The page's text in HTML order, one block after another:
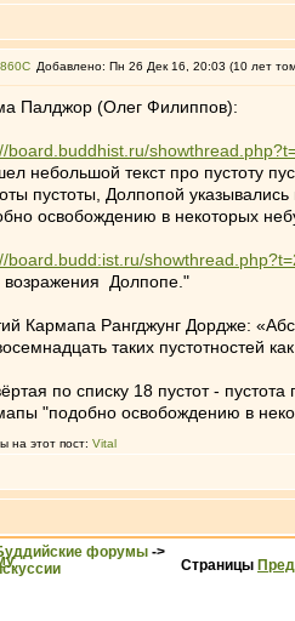
Добавлено: Пн 26 Дек 16, 20:03 (10 лет
Палджор (Олег Филиппов):
board.buddhist.ru/
небольшой текст про пустоту
пустоты, Долпопой
освобождению в некоторых
board.budd:ist.ru/
возражения Долпопе."
Кармапа Рангджунг Дордже:
таких пустотностей
по списку 18 пустот -
"подобно освобождению в
на этот пост: Vital
форумы ->
Страницы